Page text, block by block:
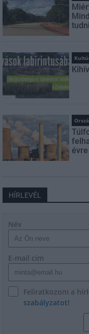
HÍRLEVÉL
Név
E-mail cím
Feliratkozom a
szabályzatot!